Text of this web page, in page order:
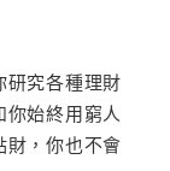
研究各種理財
始終用窮人
財，你也不會